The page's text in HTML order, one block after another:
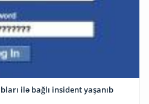
ilə bağlı insident yaşanıb